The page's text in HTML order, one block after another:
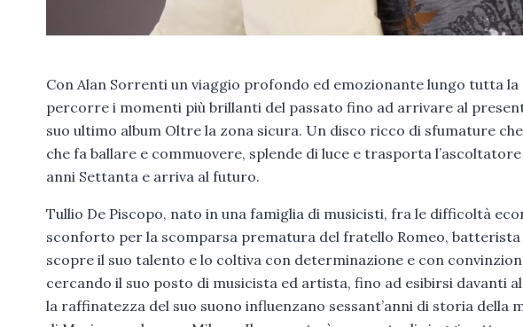
Con Alan Sorrenti un viaggio profondo ed emozionante lungo tutta
percorre i momenti più brillanti del passato fino ad arrivare al
suo ultimo album Oltre la zona sicura. Un disco ricco di sfumature
che fa ballare e commuovere, splende di luce e trasporta
anni Settanta e arriva al futuro.
Tullio De Piscopo, nato in una famiglia di musicisti, fra le difficoltà
sconforto per la scomparsa prematura del fratello Romeo,
scopre il suo talento e lo coltiva con determinazione e con
cercando il suo posto di musicista ed artista, fino ad esibirsi davanti
la raffinatezza del suo suono influenzano sessant’anni di storia della